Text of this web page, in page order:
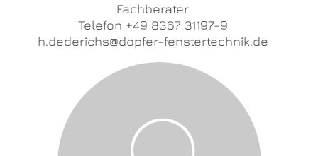
Fachberater
Telefon +49 8367 31197-9
h.dederichs@dopfer-fenstertechnik.de